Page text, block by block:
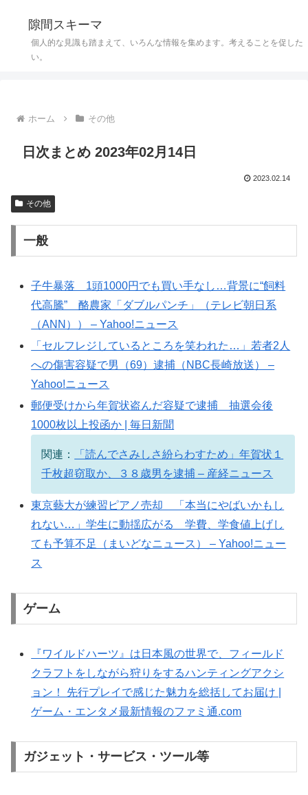
隙間スキーマ
個人的な見識も踏まえて、いろんな情報を集めます。考えることを促した
い。
ホーム その他
日次まとめ 2023年02月14日
2023.02.14
その他
一般
子牛暴落 1頭1000円でも買い手なし…背景に“飼料
代高騰” 酪農家「ダブルパンチ」（テレビ朝日系
（ANN）） – Yahoo!ニュース
「セルフレジしているところを笑われた…」若者2人
への傷害容疑で男（69）逮捕（NBC長崎放送） –
Yahoo!ニュース
郵便受けから年賀状盗んだ容疑で逮捕 抽選会後
1000枚以上投函か | 毎日新聞
関連：
「読んでさみしさ紛らわすため」年賀状１
千枚超窃取か、３８歳男を逮捕 – 産経ニュース
東京藝大が練習ピアノ売却 「本当にやばいかもし
れない…」学生に動揺広がる 学費、学食値上げし
ても予算不足（まいどなニュース） – Yahoo!ニュー
ス
ゲーム
『ワイルドハーツ』は日本風の世界で、フィールド
クラフトをしながら狩りをするハンティングアクシ
ョン！ 先行プレイで感じた魅力を総括してお届け |
ゲーム・エンタメ最新情報のファミ通.com
ガジェット・サービス・ツール等